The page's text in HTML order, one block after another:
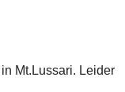
Mt.Lussari. Leider